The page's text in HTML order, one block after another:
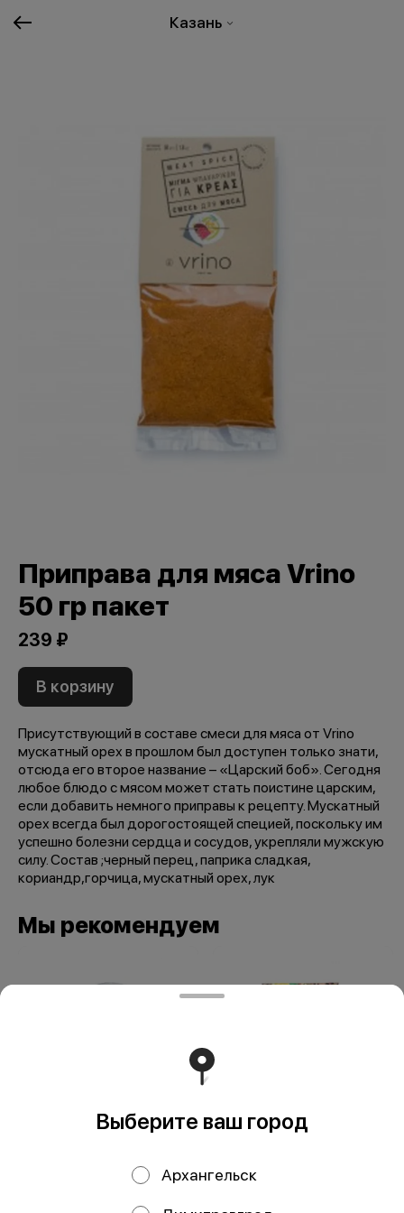
Казань
Приправа для мяса Vrino
50 гр пакет
239 ₽
В корзину
Присутствующий в составе смеси для мяса от Vrino
мускатный орех в прошлом был доступен только знати,
отсюда его второе название – «Царский боб». Сегодня
любое блюдо с мясом может стать поистине царским,
если добавить немного приправы к рецепту. Мускатный
орех всегда был дорогостоящей специей, поскольку им
успешно болезни сердца и сосудов, укрепляли мужскую
силу. Состав ;черный перец, паприка сладкая,
кориандр,горчица, мускатный орех, лук
Мы рекомендуем
Выберите ваш город
Архангельск